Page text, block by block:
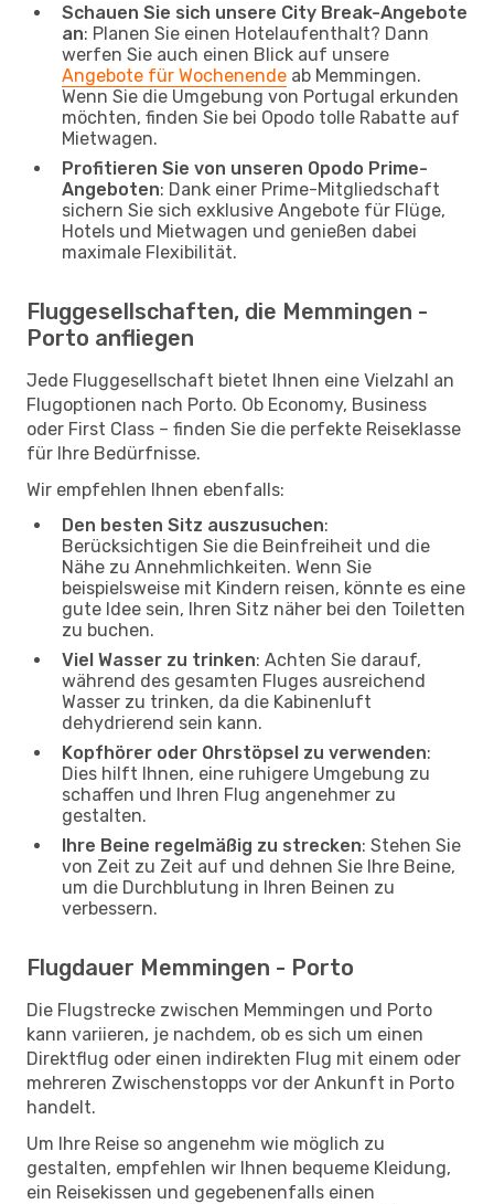
Schauen Sie sich unsere City Break-Angebote
an: Planen Sie einen Hotelaufenthalt? Dann
werfen Sie auch einen Blick auf unsere
Angebote für Wochenende ab Memmingen.
Wenn Sie die Umgebung von Portugal erkunden
möchten, finden Sie bei Opodo tolle Rabatte auf
Mietwagen.
Profitieren Sie von unseren Opodo Prime-
Angeboten: Dank einer Prime-Mitgliedschaft
sichern Sie sich exklusive Angebote für Flüge,
Hotels und Mietwagen und genießen dabei
maximale Flexibilität.
Fluggesellschaften, die Memmingen -
Porto anfliegen
Jede Fluggesellschaft bietet Ihnen eine Vielzahl an
Flugoptionen nach Porto. Ob Economy, Business
oder First Class – finden Sie die perfekte Reiseklasse
für Ihre Bedürfnisse.
Wir empfehlen Ihnen ebenfalls:
Den besten Sitz auszusuchen:
Berücksichtigen Sie die Beinfreiheit und die
Nähe zu Annehmlichkeiten. Wenn Sie
beispielsweise mit Kindern reisen, könnte es eine
gute Idee sein, Ihren Sitz näher bei den Toiletten
zu buchen.
Viel Wasser zu trinken: Achten Sie darauf,
während des gesamten Fluges ausreichend
Wasser zu trinken, da die Kabinenluft
dehydrierend sein kann.
Kopfhörer oder Ohrstöpsel zu verwenden:
Dies hilft Ihnen, eine ruhigere Umgebung zu
schaffen und Ihren Flug angenehmer zu
gestalten.
Ihre Beine regelmäßig zu strecken: Stehen Sie
von Zeit zu Zeit auf und dehnen Sie Ihre Beine,
um die Durchblutung in Ihren Beinen zu
verbessern.
Flugdauer Memmingen - Porto
Die Flugstrecke zwischen Memmingen und Porto
kann variieren, je nachdem, ob es sich um einen
Direktflug oder einen indirekten Flug mit einem oder
mehreren Zwischenstopps vor der Ankunft in Porto
handelt.
Um Ihre Reise so angenehm wie möglich zu
gestalten, empfehlen wir Ihnen bequeme Kleidung,
ein Reisekissen und gegebenenfalls einen